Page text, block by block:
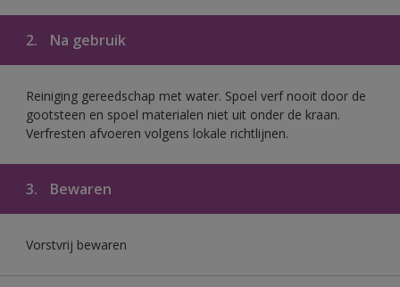
2. Na gebruik
Reiniging gereedschap met water. Spoel verf nooit door de
gootsteen en spoel materialen niet uit onder de kraan.
Verfresten afvoeren volgens lokale richtlijnen.
3. Bewaren
Vorstvrij bewaren